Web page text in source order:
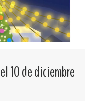
10 de diciembre